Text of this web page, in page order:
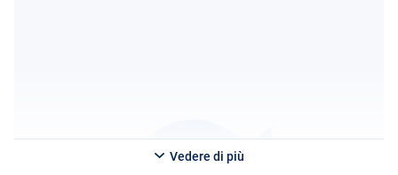
Vedere di più